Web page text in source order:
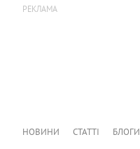
НОВИНИ СТАТТІ БЛОГИ